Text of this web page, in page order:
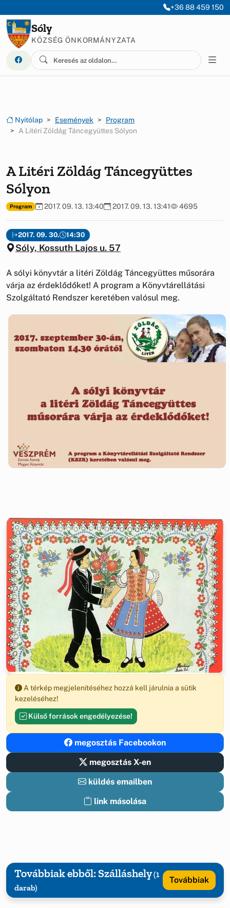
+36 88 459 150
Sóly
KÖZSÉG ÖNKORMÁNYZATA
Nyitólap Események
Program
A Litéri Zöldág Táncegyüttes Sólyon
A Litéri Zöldág Táncegyüttes
Sólyon
Program 2017. 09. 13. 13:40 2017. 09. 13. 13:41 4695
2017. 09. 30. 14:30
Sóly, Kossuth Lajos u. 57
A sólyi könyvtár a litéri Zöldág Táncegyüttes műsorára
várja az érdeklődőket! A program a Könyvtárellátási
Szolgáltató Rendszer keretében valósul meg.
A térkép megjelenítéséhez hozzá kell járulnia a sütik
kezeléséhez!
Külső források engedélyezése!
megosztás Facebookon
megosztás X-en
küldés emailben
link másolása
Továbbiak ebből: Szálláshely(1
darab)
Továbbiak